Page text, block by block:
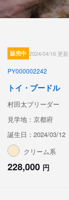
販売中 2024/04/16 更新
PY000002242
トイ・プードル
村田太ブリーダー
見学地：京都府
誕生日：2024/03/12
クリーム系
228,000 円